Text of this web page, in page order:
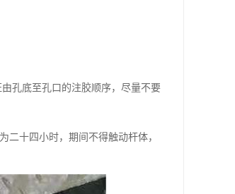
孔底至孔口的注胶顺序，尽量不要
十四小时，期间不得触动杆体，